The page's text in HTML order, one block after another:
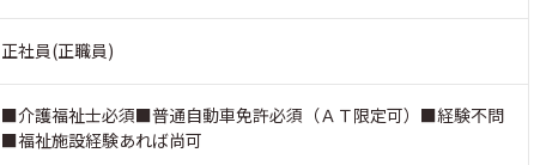
正社員(正職員)
■介護福祉士必須■普通自動車免許必須（ＡＴ限定可）■経験不問
■福祉施設経験あれば尚可